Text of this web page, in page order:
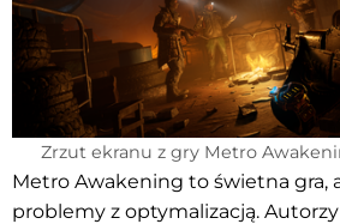
Zrzut ekranu z gry Metro
Metro Awakening to świetna gra,
problemy z optymalizacją.